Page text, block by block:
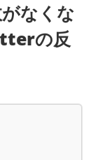
なくな
の反